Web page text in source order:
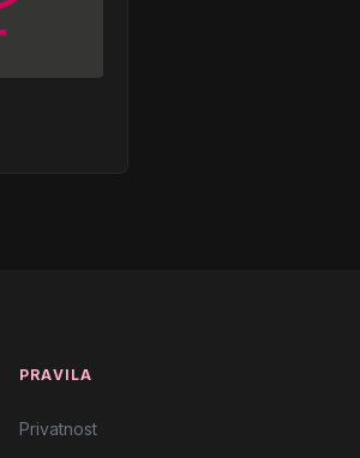
PRAVILA
Privatnost